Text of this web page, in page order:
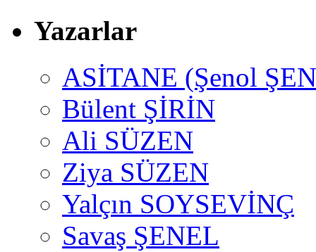
Yazarlar
ASİTANE (Şenol
Bülent ŞİRİN
Ali SÜZEN
Ziya SÜZEN
Yalçın SOYSEVİNÇ
Savaş ŞENEL